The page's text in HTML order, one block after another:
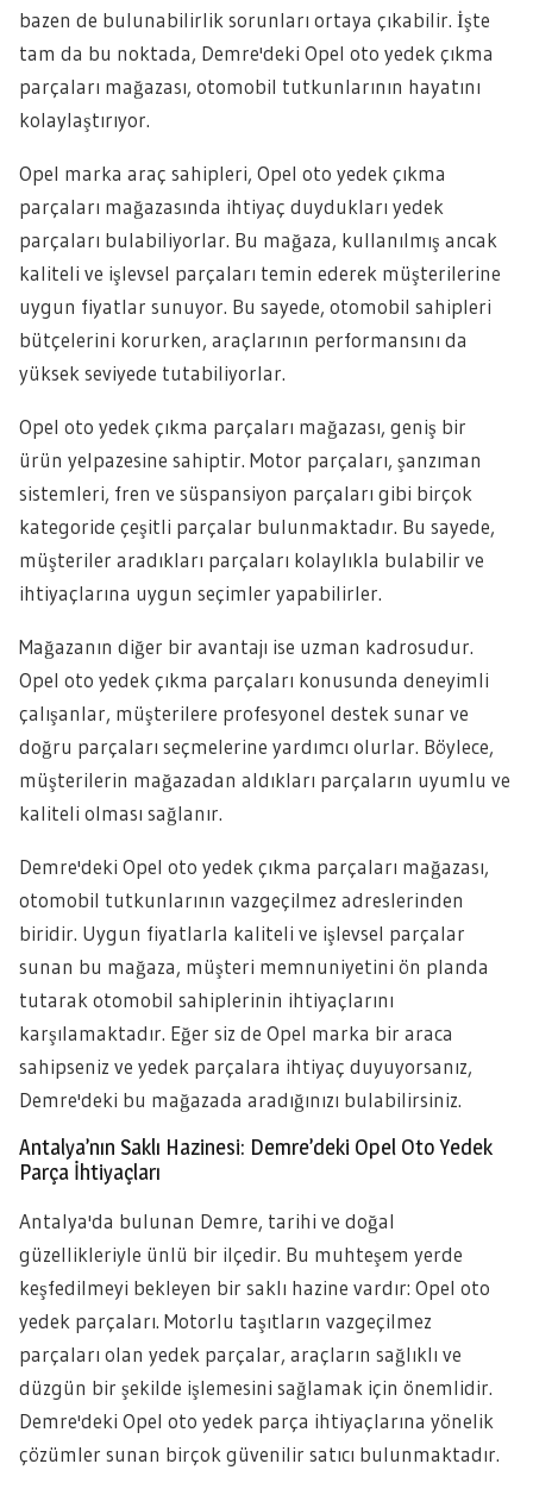
bazen de bulunabilirlik sorunları ortaya çıkabilir. İşte
tam da bu noktada, Demre'deki Opel oto yedek çıkma
parçaları mağazası, otomobil tutkunlarının hayatını
kolaylaştırıyor.
Opel marka araç sahipleri, Opel oto yedek çıkma
parçaları mağazasında ihtiyaç duydukları yedek
parçaları bulabiliyorlar. Bu mağaza, kullanılmış ancak
kaliteli ve işlevsel parçaları temin ederek müşterilerine
uygun fiyatlar sunuyor. Bu sayede, otomobil sahipleri
bütçelerini korurken, araçlarının performansını da
yüksek seviyede tutabiliyorlar.
Opel oto yedek çıkma parçaları mağazası, geniş bir
ürün yelpazesine sahiptir. Motor parçaları, şanzıman
sistemleri, fren ve süspansiyon parçaları gibi birçok
kategoride çeşitli parçalar bulunmaktadır. Bu sayede,
müşteriler aradıkları parçaları kolaylıkla bulabilir ve
ihtiyaçlarına uygun seçimler yapabilirler.
Mağazanın diğer bir avantajı ise uzman kadrosudur.
Opel oto yedek çıkma parçaları konusunda deneyimli
çalışanlar, müşterilere profesyonel destek sunar ve
doğru parçaları seçmelerine yardımcı olurlar. Böylece,
müşterilerin mağazadan aldıkları parçaların uyumlu ve
kaliteli olması sağlanır.
Demre'deki Opel oto yedek çıkma parçaları mağazası,
otomobil tutkunlarının vazgeçilmez adreslerinden
biridir. Uygun fiyatlarla kaliteli ve işlevsel parçalar
sunan bu mağaza, müşteri memnuniyetini ön planda
tutarak otomobil sahiplerinin ihtiyaçlarını
karşılamaktadır. Eğer siz de Opel marka bir araca
sahipseniz ve yedek parçalara ihtiyaç duyuyorsanız,
Demre'deki bu mağazada aradığınızı bulabilirsiniz.
Antalya’nın Saklı Hazinesi: Demre’deki Opel Oto Yedek
Parça İhtiyaçları
Antalya'da bulunan Demre, tarihi ve doğal
güzellikleriyle ünlü bir ilçedir. Bu muhteşem yerde
keşfedilmeyi bekleyen bir saklı hazine vardır: Opel oto
yedek parçaları. Motorlu taşıtların vazgeçilmez
parçaları olan yedek parçalar, araçların sağlıklı ve
düzgün bir şekilde işlemesini sağlamak için önemlidir.
Demre'deki Opel oto yedek parça ihtiyaçlarına yönelik
çözümler sunan birçok güvenilir satıcı bulunmaktadır.